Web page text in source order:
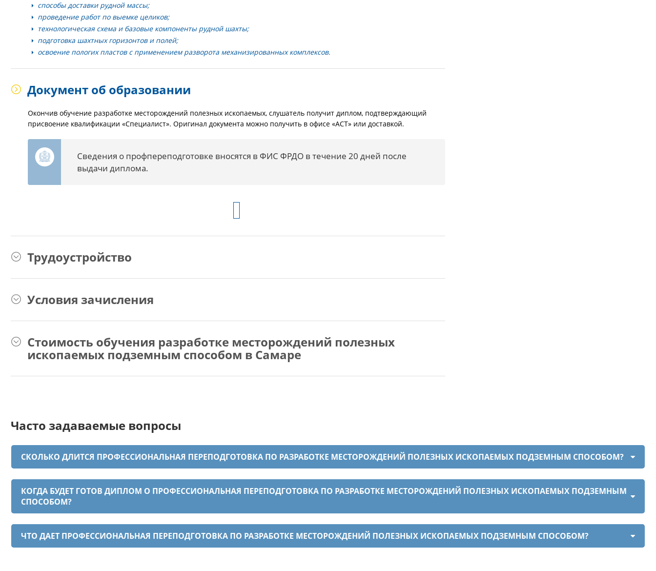
способы доставки рудной массы;
проведение работ по выемке целиков;
технологическая схема и базовые компоненты рудной шахты;
подготовка шахтных горизонтов и полей;
освоение пологих пластов с применением разворота механизированных комплексов.
Документ об образовании
Окончив обучение разработке месторождений полезных ископаемых, слушатель получит диплом, подтверждающий
присвоение квалификации «Специалист». Оригинал документа можно получить в офисе «АСТ» или доставкой.
Сведения о профпереподготовке вносятся в ФИС ФРДО в течение 20 дней после
выдачи диплома.
Трудоустройство
Условия зачисления
Стоимость обучения разработке месторождений полезных
ископаемых подземным способом в Самаре
Часто задаваемые вопросы
СКОЛЬКО ДЛИТСЯ ПРОФЕССИОНАЛЬНАЯ ПЕРЕПОДГОТОВКА ПО РАЗРАБОТКЕ МЕСТОРОЖДЕНИЙ ПОЛЕЗНЫХ ИСКОПАЕМЫХ ПОДЗЕМНЫМ СПОСОБОМ?
КОГДА БУДЕТ ГОТОВ ДИПЛОМ О ПРОФЕССИОНАЛЬНАЯ ПЕРЕПОДГОТОВКА ПО РАЗРАБОТКЕ МЕСТОРОЖДЕНИЙ ПОЛЕЗНЫХ ИСКОПАЕМЫХ ПОДЗЕМНЫМ
СПОСОБОМ?
ЧТО ДАЕТ ПРОФЕССИОНАЛЬНАЯ ПЕРЕПОДГОТОВКА ПО РАЗРАБОТКЕ МЕСТОРОЖДЕНИЙ ПОЛЕЗНЫХ ИСКОПАЕМЫХ ПОДЗЕМНЫМ СПОСОБОМ?